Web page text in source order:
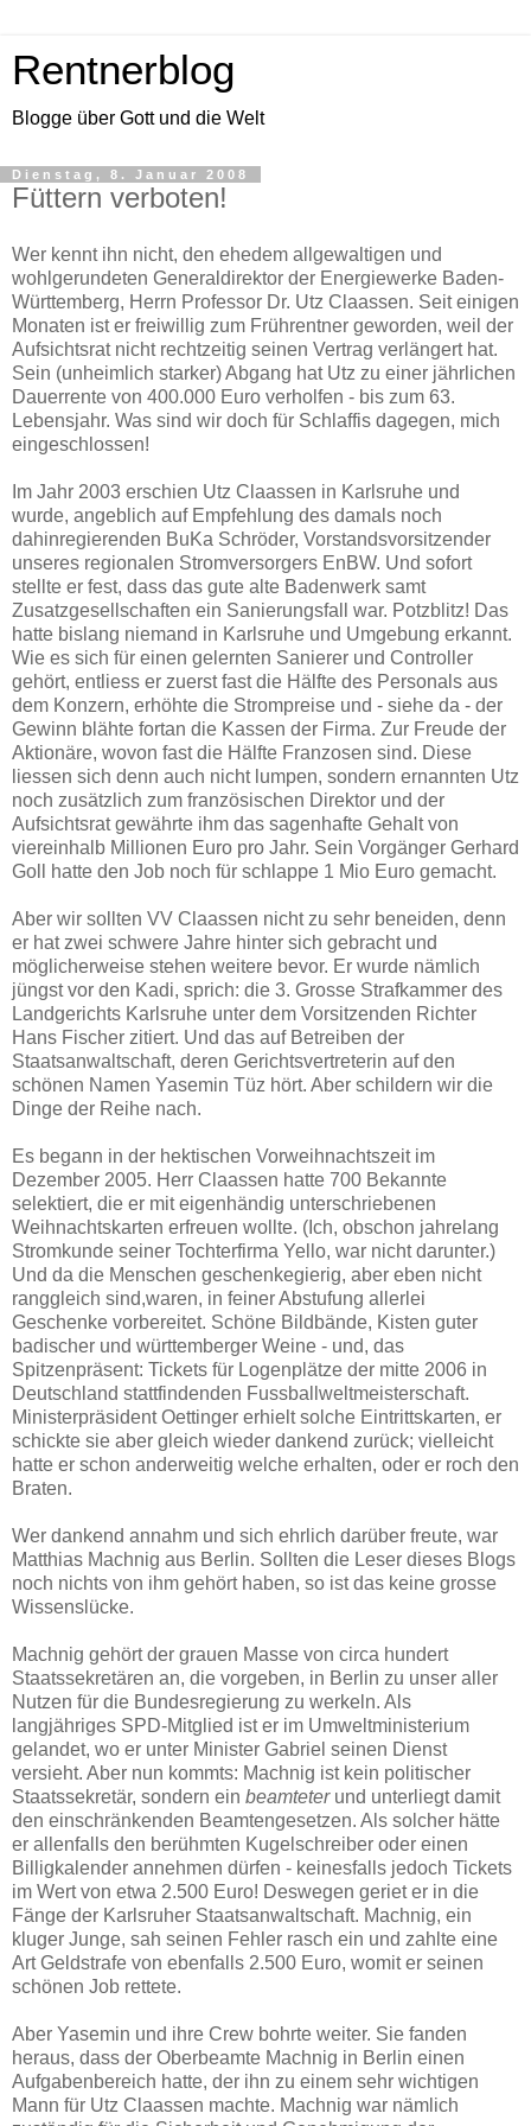
Rentnerblog
Blogge über Gott und die Welt
Dienstag, 8. Januar 2008
Füttern verboten!
Wer kennt ihn nicht, den ehedem allgewaltigen und
wohlgerundeten Generaldirektor der Energiewerke Baden-
Württemberg, Herrn Professor Dr. Utz Claassen. Seit einigen
Monaten ist er freiwillig zum Frührentner geworden, weil der
Aufsichtsrat nicht rechtzeitig seinen Vertrag verlängert hat.
Sein (unheimlich starker) Abgang hat Utz zu einer jährlichen
Dauerrente von 400.000 Euro verholfen - bis zum 63.
Lebensjahr. Was sind wir doch für Schlaffis dagegen, mich
eingeschlossen!
Im Jahr 2003 erschien Utz Claassen in Karlsruhe und
wurde, angeblich auf Empfehlung des damals noch
dahinregierenden BuKa Schröder, Vorstandsvorsitzender
unseres regionalen Stromversorgers EnBW. Und sofort
stellte er fest, dass das gute alte Badenwerk samt
Zusatzgesellschaften ein Sanierungsfall war. Potzblitz! Das
hatte bislang niemand in Karlsruhe und Umgebung erkannt.
Wie es sich für einen gelernten Sanierer und Controller
gehört, entliess er zuerst fast die Hälfte des Personals aus
dem Konzern, erhöhte die Strompreise und - siehe da - der
Gewinn blähte fortan die Kassen der Firma. Zur Freude der
Aktionäre, wovon fast die Hälfte Franzosen sind. Diese
liessen sich denn auch nicht lumpen, sondern ernannten Utz
noch zusätzlich zum französischen Direktor und der
Aufsichtsrat gewährte ihm das sagenhafte Gehalt von
viereinhalb Millionen Euro pro Jahr. Sein Vorgänger Gerhard
Goll hatte den Job noch für schlappe 1 Mio Euro gemacht.
Aber wir sollten VV Claassen nicht zu sehr beneiden, denn
er hat zwei schwere Jahre hinter sich gebracht und
möglicherweise stehen weitere bevor. Er wurde nämlich
jüngst vor den Kadi, sprich: die 3. Grosse Strafkammer des
Landgerichts Karlsruhe unter dem Vorsitzenden Richter
Hans Fischer zitiert. Und das auf Betreiben der
Staatsanwaltschaft, deren Gerichtsvertreterin auf den
schönen Namen Yasemin Tüz hört. Aber schildern wir die
Dinge der Reihe nach.
Es begann in der hektischen Vorweihnachtszeit im
Dezember 2005. Herr Claassen hatte 700 Bekannte
selektiert, die er mit eigenhändig unterschriebenen
Weihnachtskarten erfreuen wollte. (Ich, obschon jahrelang
Stromkunde seiner Tochterfirma Yello, war nicht darunter.)
Und da die Menschen geschenkegierig, aber eben nicht
ranggleich sind,waren, in feiner Abstufung allerlei
Geschenke vorbereitet. Schöne Bildbände, Kisten guter
badischer und württemberger Weine - und, das
Spitzenpräsent: Tickets für Logenplätze der mitte 2006 in
Deutschland stattfindenden Fussballweltmeisterschaft.
Ministerpräsident Oettinger erhielt solche Eintrittskarten, er
schickte sie aber gleich wieder dankend zurück; vielleicht
hatte er schon anderweitig welche erhalten, oder er roch den
Braten.
Wer dankend annahm und sich ehrlich darüber freute, war
Matthias Machnig aus Berlin. Sollten die Leser dieses Blogs
noch nichts von ihm gehört haben, so ist das keine grosse
Wissenslücke.
Machnig gehört der grauen Masse von circa hundert
Staatssekretären an, die vorgeben, in Berlin zu unser aller
Nutzen für die Bundesregierung zu werkeln. Als
langjähriges SPD-Mitglied ist er im Umweltministerium
gelandet, wo er unter Minister Gabriel seinen Dienst
versieht. Aber nun kommts: Machnig ist kein politischer
Staatssekretär, sondern ein beamteterund unterliegt damit
den einschränkenden Beamtengesetzen. Als solcher hätte
er allenfalls den berühmten Kugelschreiber oder einen
Billigkalender annehmen dürfen - keinesfalls jedoch Tickets
im Wert von etwa 2.500 Euro! Deswegen geriet er in die
Fänge der Karlsruher Staatsanwaltschaft. Machnig, ein
kluger Junge, sah seinen Fehler rasch ein und zahlte eine
Art Geldstrafe von ebenfalls 2.500 Euro, womit er seinen
schönen Job rettete.
Aber Yasemin und ihre Crew bohrte weiter. Sie fanden
heraus, dass der Oberbeamte Machnig in Berlin einen
Aufgabenbereich hatte, der ihn zu einem sehr wichtigen
Mann für Utz Claassen machte. Machnig war nämlich